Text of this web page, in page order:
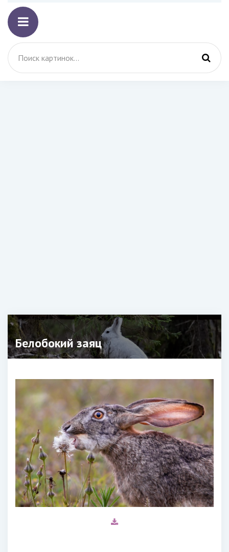
Белобокий заяц